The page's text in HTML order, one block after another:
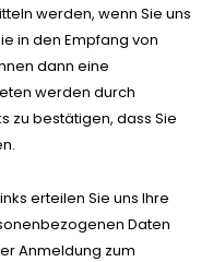
werden, wenn Sie uns
in den Empfang von
dann eine
werden durch
zu bestätigen, dass Sie
erteilen Sie uns Ihre
Daten
Anmeldung zum